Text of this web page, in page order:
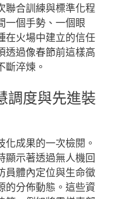
聯合訓練與標準化程
一個手勢、一個眼
在火場中建立的信任
透過像春節前這樣高
斷淬煉。
調度與先進裝
化成果的一次檢閱。
顯示著透過無人機回
員體內定位與生命徵
的分佈動態。這些資